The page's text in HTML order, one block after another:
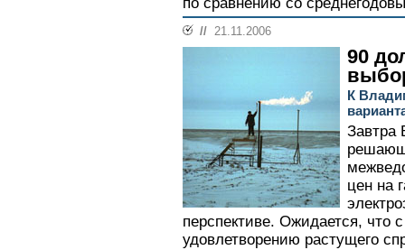
по сравнению со
// 21.11.2006
90
К
Завтра
цен на
перспективе. Ожидается, что
удовлетворению растущего